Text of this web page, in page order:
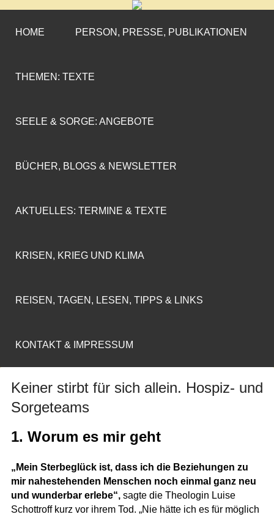
CORNELIA COENEN-
MARX
»ENGAGEMENT MIT PROFIL«
HOME PERSON, PRESSE, PUBLIKATIONEN
THEMEN: TEXTE
SEELE & SORGE: ANGEBOTE
BÜCHER, BLOGS & NEWSLETTER
AKTUELLES: TERMINE & TEXTE
KRISEN, KRIEG UND KLIMA
REISEN, TAGEN, LESEN, TIPPS & LINKS
KONTAKT & IMPRESSUM
Keiner stirbt für sich allein. Hospiz- und
Sorgeteams
1. Worum es mir geht
„Mein Sterbeglück ist, dass ich die Beziehungen zu
mir nahestehenden Menschen noch einmal ganz neu
und wunderbar erlebe“,sagte die Theologin Luise
Schottroff kurz vor ihrem Tod. „Nie hätte ich es für möglich